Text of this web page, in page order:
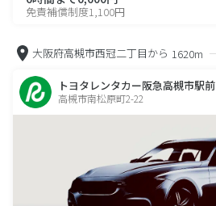
免責補償制度1,100円
大阪府高槻市西冠二丁目から 1620m
トヨタレンタカー阪急高槻市駅前
高槻市南松原町2-22